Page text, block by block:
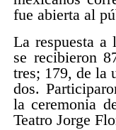
fue abierta al
La respuesta a
se recibieron
tres; 179, de la
dos.
la ceremonia
Teatro Jorge